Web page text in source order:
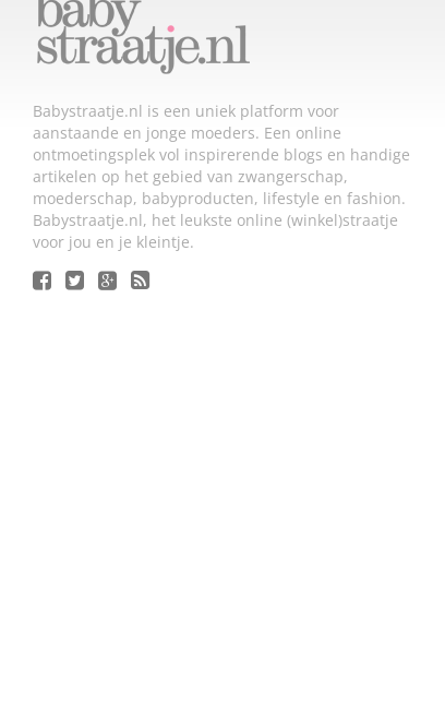
Babystraatje.nl is een uniek platform voor
aanstaande en jonge moeders. Een online
ontmoetingsplek vol inspirerende blogs en handige
artikelen op het gebied van zwangerschap,
moederschap, babyproducten, lifestyle en fashion.
Babystraatje.nl, het leukste online (winkel)straatje
voor jou en je kleintje.